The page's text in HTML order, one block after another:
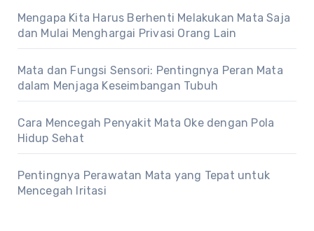
Mengapa Kita Harus Berhenti Melakukan Mata Saja
dan Mulai Menghargai Privasi Orang Lain
Mata dan Fungsi Sensori: Pentingnya Peran Mata
dalam Menjaga Keseimbangan Tubuh
Cara Mencegah Penyakit Mata Oke dengan Pola
Hidup Sehat
Pentingnya Perawatan Mata yang Tepat untuk
Mencegah Iritasi